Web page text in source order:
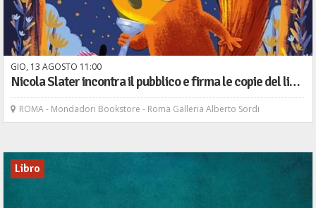
GIO, 13 AGOSTO 11 00
Nicola Slater incontra il pubblico e firma le copie del libro: "Il ladro di sole", Emme edizioni
ROMA - Mondadori Bookstore - Roma Galleria Alberto Sordi
Libro